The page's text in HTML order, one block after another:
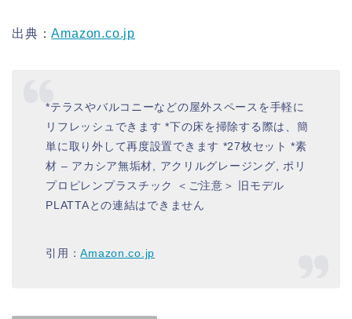
出典：Amazon.co.jp
*テラスやバルコニーなどの屋外スペースを手軽に
リフレッシュできます *下の床を掃除する際は、簡
単に取り外して再度設置できます *27枚セット *素
材 – アカシア無垢材, アクリルグレージング, ポリ
プロピレンプラスチック ＜ご注意＞ 旧モデル
PLATTAとの連結はできません
引用：Amazon.co.jp